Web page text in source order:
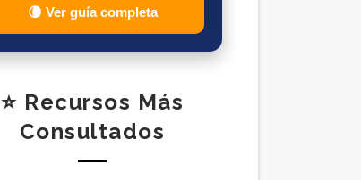
🌘 Ver guía completa
⭐ Recursos Más
Consultados